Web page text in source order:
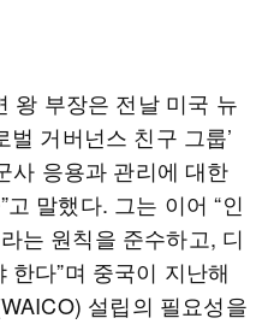
왕 부장은 전날 미국 뉴
벌 거버넌스 친구 그룹’
사 응용과 관리에 대한
말했다. 그는 이어 “인
는 원칙을 준수하고, 디
다”며 중국이 지난해
설립의 필요성을